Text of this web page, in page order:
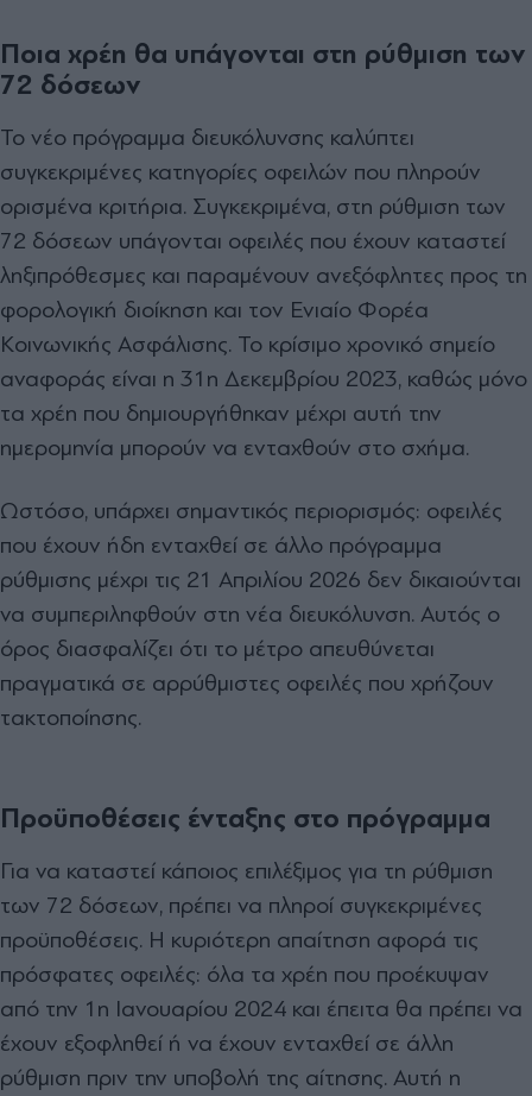
Ποια χρέη θα υπάγονται στη ρύθμιση των
72 δόσεων
Το νέο πρόγραμμα διευκόλυνσης καλύπτει
συγκεκριμένες κατηγορίες οφειλών που πληρούν
ορισμένα κριτήρια. Συγκεκριμένα, στη ρύθμιση των
72 δόσεων υπάγονται οφειλές που έχουν καταστεί
ληξιπρόθεσμες και παραμένουν ανεξόφλητες προς τη
φορολογική διοίκηση και τον Ενιαίο Φορέα
Κοινωνικής Ασφάλισης. Το κρίσιμο χρονικό σημείο
αναφοράς είναι η 31η Δεκεμβρίου 2023, καθώς μόνο
τα χρέη που δημιουργήθηκαν μέχρι αυτή την
ημερομηνία μπορούν να ενταχθούν στο σχήμα.
Ωστόσο, υπάρχει σημαντικός περιορισμός: οφειλές
που έχουν ήδη ενταχθεί σε άλλο πρόγραμμα
ρύθμισης μέχρι τις 21 Απριλίου 2026 δεν δικαιούνται
να συμπεριληφθούν στη νέα διευκόλυνση. Αυτός ο
όρος διασφαλίζει ότι το μέτρο απευθύνεται
πραγματικά σε αρρύθμιστες οφειλές που χρήζουν
τακτοποίησης.
Προϋποθέσεις ένταξης στο πρόγραμμα
Για να καταστεί κάποιος επιλέξιμος για τη ρύθμιση
των 72 δόσεων, πρέπει να πληροί συγκεκριμένες
προϋποθέσεις. Η κυριότερη απαίτηση αφορά τις
πρόσφατες οφειλές: όλα τα χρέη που προέκυψαν
από την 1η Ιανουαρίου 2024 και έπειτα θα πρέπει να
έχουν εξοφληθεί ή να έχουν ενταχθεί σε άλλη
ρύθμιση πριν την υποβολή της αίτησης. Αυτή η